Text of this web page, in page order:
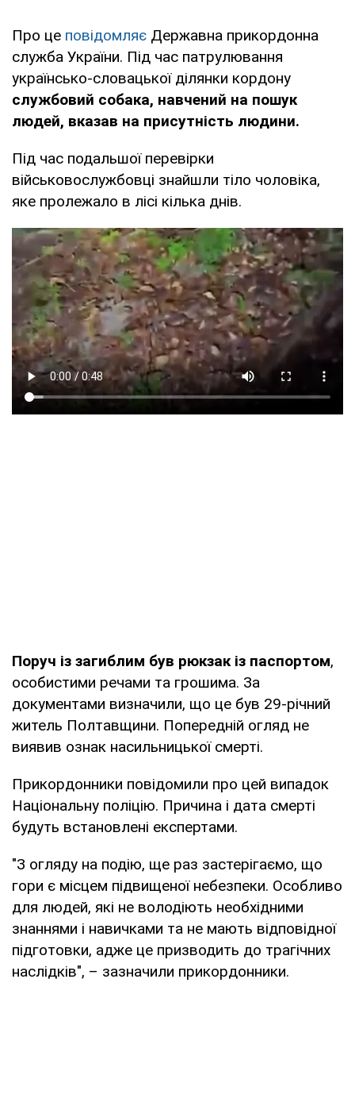
Про це повідомляє Державна прикордонна
служба України. Під час патрулювання
українсько-словацької ділянки кордону
службовий собака, навчений на пошук
людей, вказав на присутність людини.
Під час подальшої перевірки
військовослужбовці знайшли тіло чоловіка,
яке пролежало в лісі кілька днів.
Поруч із загиблим був рюкзак із паспортом,
особистими речами та грошима. За
документами визначили, що це був 29-річний
житель Полтавщини. Попередній огляд не
виявив ознак насильницької смерті.
Прикордонники повідомили про цей випадок
Національну поліцію. Причина і дата смерті
будуть встановлені експертами.
"З огляду на подію, ще раз застерігаємо, що
гори є місцем підвищеної небезпеки. Особливо
для людей, які не володіють необхідними
знаннями і навичками та не мають відповідної
підготовки, адже це призводить до трагічних
наслідків", – зазначили прикордонники.